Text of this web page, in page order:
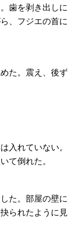
歯を剥き出しに
、フジエの首に
た。震え、後ず
入れていない。
て倒れた。
た。部屋の壁に
られたように見